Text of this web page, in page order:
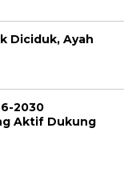
Diciduk, Ayah
2030
Aktif Dukung